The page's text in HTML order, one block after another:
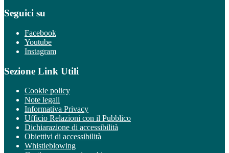
Seguici su
Facebook
Youtube
Instagram
Sezione Link Utili
Cookie policy
Note legali
Informativa Privacy
Ufficio Relazioni con il Pubblico
Dichiarazione di accessibilità
Obiettivi di accessibilità
Whistleblowing